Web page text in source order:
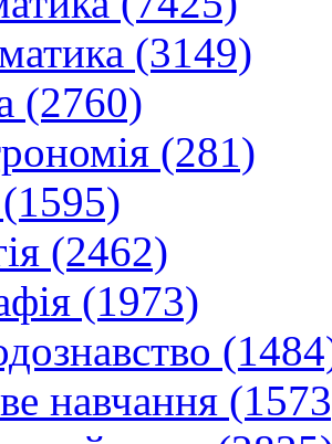
(3149)
(2760)
(281)
(2462)
(1973)
навчання